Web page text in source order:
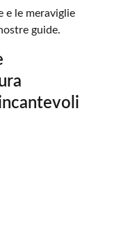
e le meraviglie
guide.